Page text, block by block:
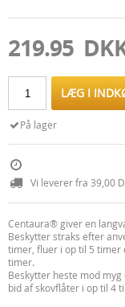
219.95
LÆG I
På lager
Vi leverer fra 39,00
Centaura® giver en
Beskytter straks efter
timer, fluer i op til 5 timer
timer.
Beskytter heste mod
bid af skovflåter i op til 4